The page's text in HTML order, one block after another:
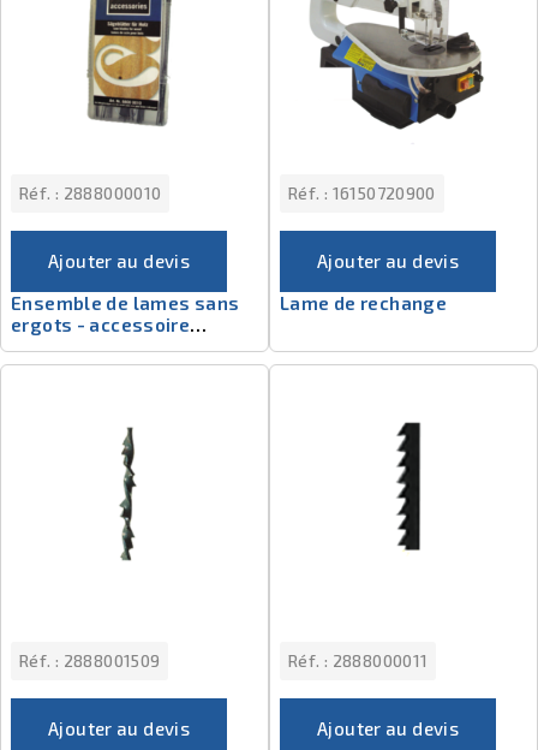
Réf. : 2888000010
Ajouter au devis
Ensemble de lames sans
ergots - accessoire
chantournage deco-flex
Réf. : 16150720900
Ajouter au devis
Lame de rechange
Réf. : 2888001509
Ajouter au devis
Réf. : 2888000011
Ajouter au devis